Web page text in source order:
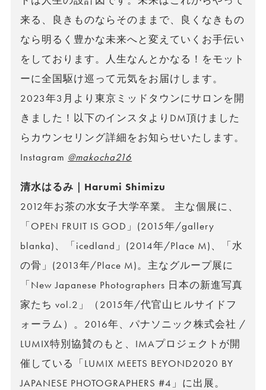
来る、良きものならそのままで、良くなきもの
なら明るく豊かな未来へと変えていくお手伝い
をしております。人生なんとかなる！をモット
ーに全国駆け巡って元気をお届けします。
2023年3月より東京ミッドタウンにサロンを開
きました！以下のインスタよりDM頂けました
らカウンセリング詳細をお知らせいたします。
Instagram @makocha216
清水はるみ｜Harumi Shimizu
2012年お茶の水女子大学卒業。 主な個展に、
「OPEN FRUIT IS GOD」(2015年/gallery
blanka)、「icedland」(2014年/Place M)、「水
の骨」(2013年/Place M)。主なグループ展に
「New Japanese Photographers 日本の新進写真
家たち vol.2」（2015年/代官山ヒルサイドフ
ォーラム）。2016年、パナソニック株式会社 /
LUMIX特別協賛のもと、IMAプロジェクトが開
催している「LUMIX MEETS BEYOND2020 BY
JAPANESE PHOTOGRAPHERS #4」に出展。